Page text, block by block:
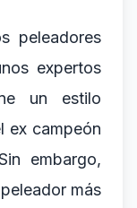
peleadores
expertos
un estilo
ex campeón
embargo,
más